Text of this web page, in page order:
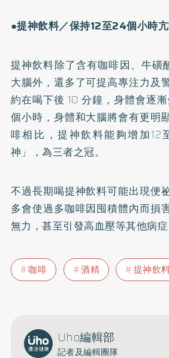
●提神飲料／保持12至24個小時
提神飲料除了含有咖啡因、牛磺
大腦外，還多了可提高專注力及
約在喝下後 10 分鐘，身體會逐
個小時，身體和大腦將會有更明
啡相比，提神飲料能夠增加12
神」，為三者之冠。
不過長期喝提神飲料可能出現便
多會使過多咖啡因囤積體內而損
無力，甚至引發高血壓等其他病症
咖啡 酒精 提神飲
Uho編輯部
記者及編輯團隊